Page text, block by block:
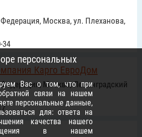
Москва, ул. Плеханова,
34
Карго ЕвроДом
Москва, Ленинградский
11
персональных
Вас о том, что при
связи на нашем
персональные данные,
для: ответа на
качества нашего
в нашем